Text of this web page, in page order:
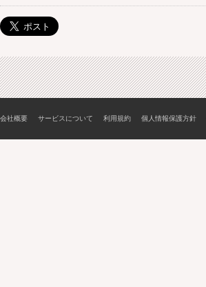
会社概要 サービスについて 利用規約 個人情報保護方針